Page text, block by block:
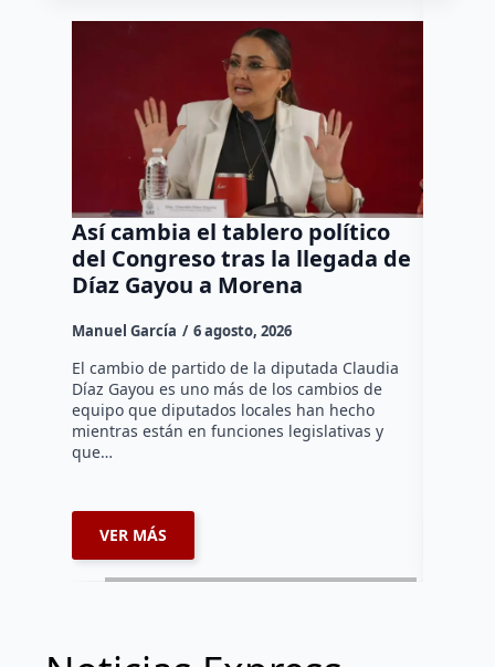
Así cambia el tablero político
del Congreso tras la llegada de
Díaz Gayou a Morena
Manuel García 6 agosto, 2026
El cambio de partido de la diputada Claudia
Díaz Gayou es uno más de los cambios de
equipo que diputados locales han hecho
mientras están en funciones legislativas y
que…
VER MÁS